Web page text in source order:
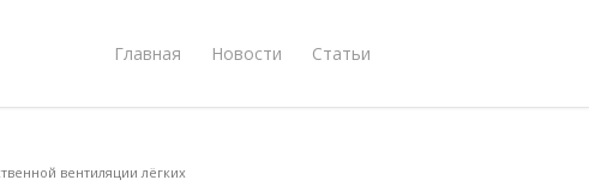
Главная Новости Статьи
вентиляции лёгких